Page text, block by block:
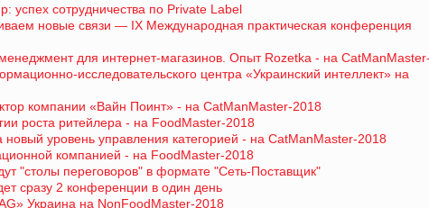
успех сотрудничества по Private Label
новые связи — IX Международная практическая конференция
для интернет-магазинов. Опыт Rozetka - на
исследовательского центра «Украинский интеллект» на
компании «Вайн Поинт» - на CatManMaster-2018
роста ритейлера - на FoodMaster-2018
уровень управления категорией - на CatManMaster-2018
компанией - на FoodMaster-2018
"столы переговоров" в формате "Сеть-Поставщик"
сразу 2 конференции в один день
Украина на NonFoodMaster-2018